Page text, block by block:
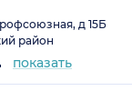
д 15Б
район
показать